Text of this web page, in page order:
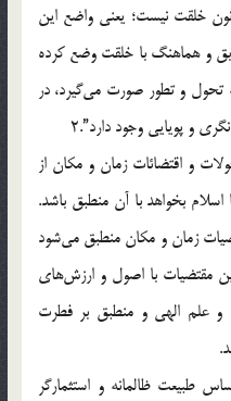
خلقت نيست؛ يعني واضع اين
و هماهنگ با خلقت وضع کرده
تحول و تطور صورت مي‌گيرد، در
و پويايي وجود دارد”.2
و اقتضائات زمان و مکان از
بخواهد با آن منطبق باشد.
زمان و مکان منطبق مي‌شود
مقتضيات با اصول و ارزش‌هاي
و علم الهي و منطبق بر فطرت
طبيعت ظالمانه و استثمارگر